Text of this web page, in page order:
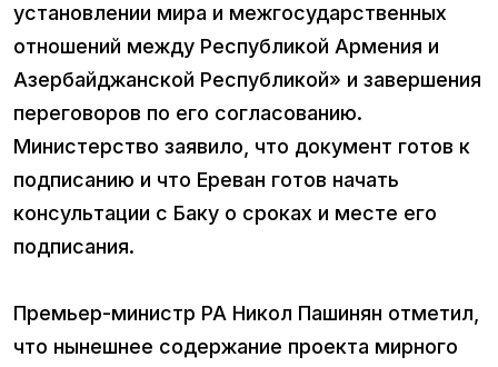
установлении мира и межгосударственных
отношений между Республикой Армения и
Азербайджанской Республикой» и завершения
переговоров по его согласованию.
Министерство заявило, что документ готов к
подписанию и что Ереван готов начать
консультации с Баку о сроках и месте его
подписания.
Премьер-министр РА Никол Пашинян отметил,
что нынешнее содержание проекта мирного